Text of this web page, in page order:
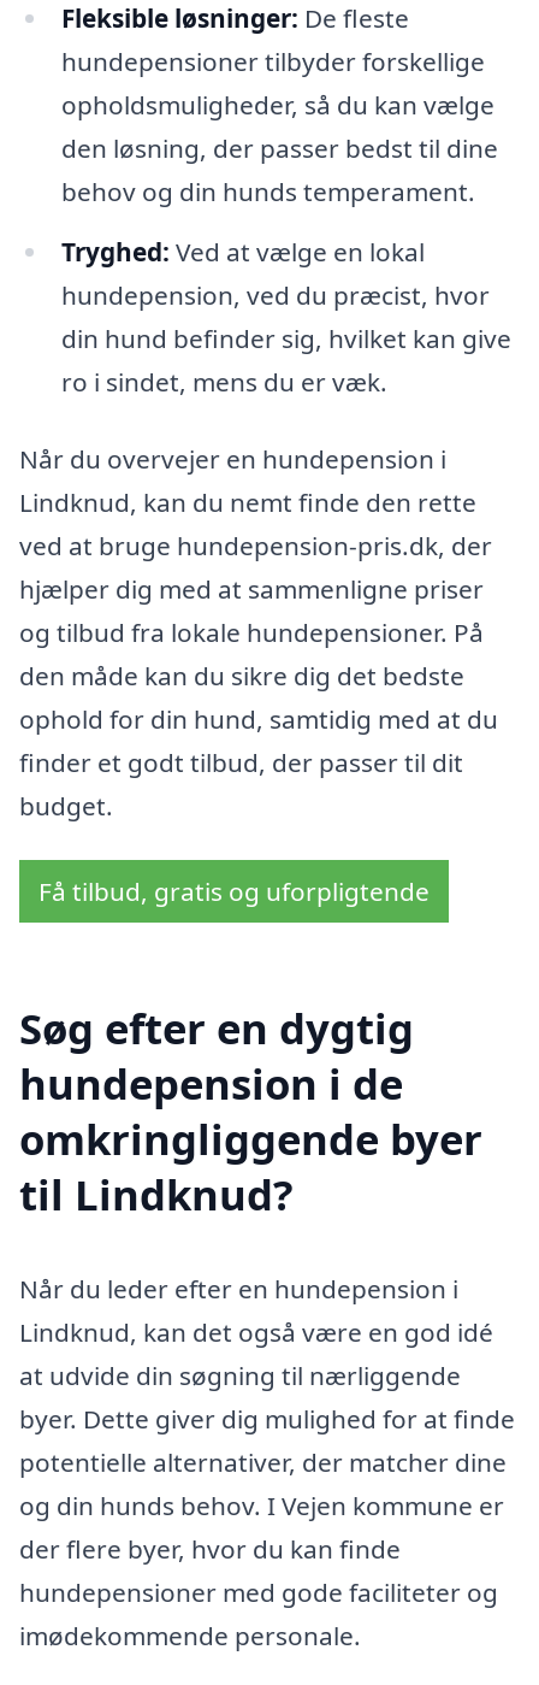
Fleksible løsninger: De fleste
hundepensioner tilbyder forskellige
opholdsmuligheder, så du kan vælge
den løsning, der passer bedst til dine
behov og din hunds temperament.
Tryghed: Ved at vælge en lokal
hundepension, ved du præcist, hvor
din hund befinder sig, hvilket kan give
ro i sindet, mens du er væk.
Når du overvejer en hundepension i
Lindknud, kan du nemt finde den rette
ved at bruge hundepension-pris.dk, der
hjælper dig med at sammenligne priser
og tilbud fra lokale hundepensioner. På
den måde kan du sikre dig det bedste
ophold for din hund, samtidig med at du
finder et godt tilbud, der passer til dit
budget.
Få tilbud, gratis og uforpligtende
Søg efter en dygtig
hundepension i de
omkringliggende byer
til Lindknud?
Når du leder efter en hundepension i
Lindknud, kan det også være en god idé
at udvide din søgning til nærliggende
byer. Dette giver dig mulighed for at finde
potentielle alternativer, der matcher dine
og din hunds behov. I Vejen kommune er
der flere byer, hvor du kan finde
hundepensioner med gode faciliteter og
imødekommende personale.